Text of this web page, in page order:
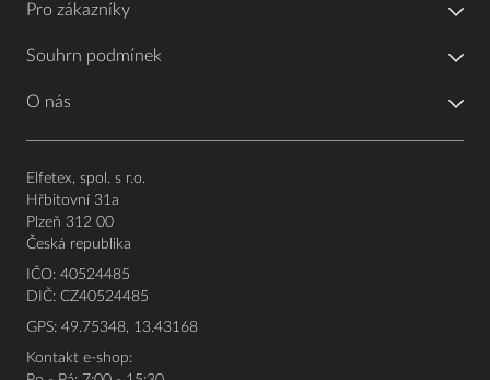
Pro zákazníky
Souhrn podmínek
O nás
Elfetex, spol. s r.o.
Hřbitovní 31a
Plzeň 312 00
Česká republika
IČO: 40524485
DIČ: CZ40524485
GPS: 49.75348, 13.43168
Kontakt e-shop: